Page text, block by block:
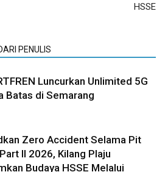
HSSE
PENULIS
Luncurkan Unlimited 5G
Batas di Semarang
Zero Accident Selama Pit
II 2026, Kilang Plaju
Budaya HSSE Melalui